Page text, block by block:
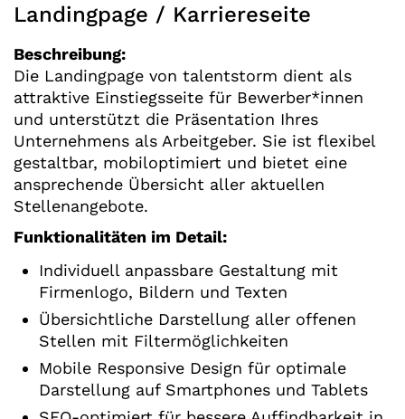
Landingpage / Karriereseite
Beschreibung:
Die Landingpage von talentstorm dient als
attraktive Einstiegsseite für Bewerber*innen
und unterstützt die Präsentation Ihres
Unternehmens als Arbeitgeber. Sie ist flexibel
gestaltbar, mobiloptimiert und bietet eine
ansprechende Übersicht aller aktuellen
Stellenangebote.
Funktionalitäten im Detail:
Individuell anpassbare Gestaltung mit
Firmenlogo, Bildern und Texten
Übersichtliche Darstellung aller offenen
Stellen mit Filtermöglichkeiten
Mobile Responsive Design für optimale
Darstellung auf Smartphones und Tablets